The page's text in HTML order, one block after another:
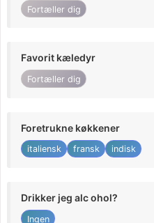
Fortæller dig
Favorit kæledyr
Fortæller dig
Foretrukne køkkener
italiensk fransk indisk
Drikker jeg alc ohol?
Ingen